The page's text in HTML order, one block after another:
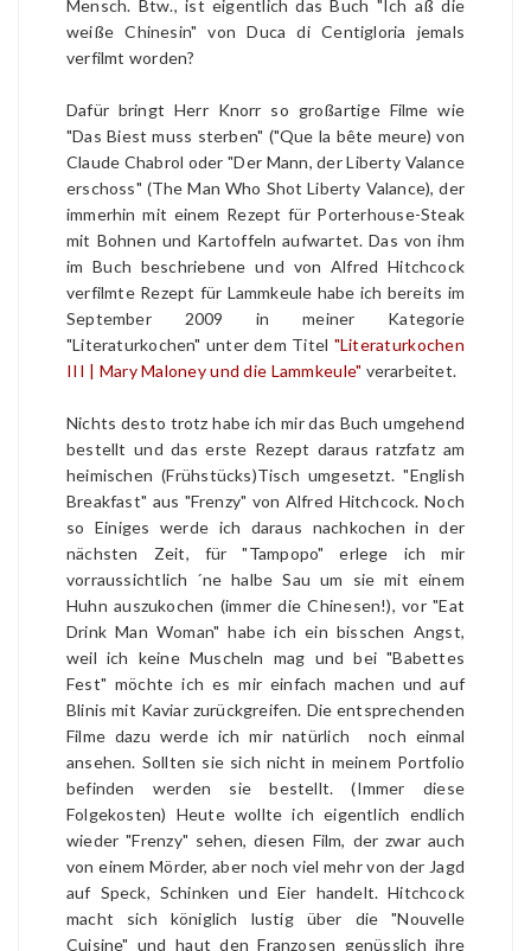
Mensch. Btw., ist eigentlich das Buch "Ich aß die
weiße Chinesin" von Duca di Centigloria jemals
verfilmt worden?
Dafür bringt Herr Knorr so großartige Filme wie
"Das Biest muss sterben" ("Que la bête meure) von
Claude Chabrol oder "Der Mann, der Liberty Valance
erschoss" (The Man Who Shot Liberty Valance), der
immerhin mit einem Rezept für Porterhouse-Steak
mit Bohnen und Kartoffeln aufwartet. Das von ihm
im Buch beschriebene und von Alfred Hitchcock
verfilmte Rezept für Lammkeule habe ich bereits im
September 2009 in meiner Kategorie
"Literaturkochen" unter dem Titel "Literaturkochen
III | Mary Maloney und die Lammkeule" verarbeitet.
Nichts desto trotz habe ich mir das Buch umgehend
bestellt und das erste Rezept daraus ratzfatz am
heimischen (Frühstücks)Tisch umgesetzt. "English
Breakfast" aus "Frenzy" von Alfred Hitchcock. Noch
so Einiges werde ich daraus nachkochen in der
nächsten Zeit, für "Tampopo" erlege ich mir
vorraussichtlich ´ne halbe Sau um sie mit einem
Huhn auszukochen (immer die Chinesen!), vor "Eat
Drink Man Woman" habe ich ein bisschen Angst,
weil ich keine Muscheln mag und bei "Babettes
Fest" möchte ich es mir einfach machen und auf
Blinis mit Kaviar zurückgreifen. Die entsprechenden
Filme dazu werde ich mir natürlich noch einmal
ansehen. Sollten sie sich nicht in meinem Portfolio
befinden werden sie bestellt. (Immer diese
Folgekosten) Heute wollte ich eigentlich endlich
wieder "Frenzy" sehen, diesen Film, der zwar auch
von einem Mörder, aber noch viel mehr von der Jagd
auf Speck, Schinken und Eier handelt. Hitchcock
macht sich königlich lustig über die "Nouvelle
Cuisine" und haut den Franzosen genüsslich ihre